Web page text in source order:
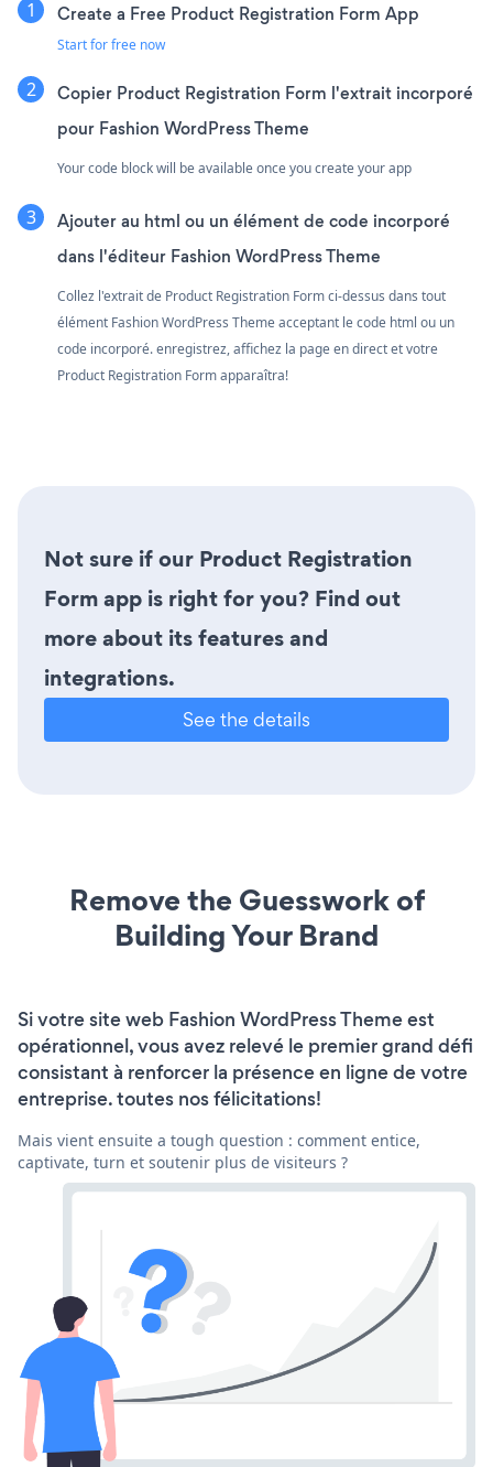
Create a Free Product Registration Form App
Start for free now
Copier Product Registration Form l'extrait incorporé
pour Fashion WordPress Theme
Your code block will be available once you create your app
Ajouter au html ou un élément de code incorporé
dans l'éditeur Fashion WordPress Theme
Collez l'extrait de Product Registration Form ci-dessus dans tout
élément Fashion WordPress Theme acceptant le code html ou un
code incorporé. enregistrez, affichez la page en direct et votre
Product Registration Form apparaîtra!
Not sure if our Product Registration
Form app is right for you? Find out
more about its features and
integrations.
See the details
Remove the Guesswork of
Building Your Brand
Si votre site web Fashion WordPress Theme est
opérationnel, vous avez relevé le premier grand défi
consistant à renforcer la présence en ligne de votre
entreprise. toutes nos félicitations!
Mais vient ensuite a tough question : comment entice,
captivate, turn et soutenir plus de visiteurs ?